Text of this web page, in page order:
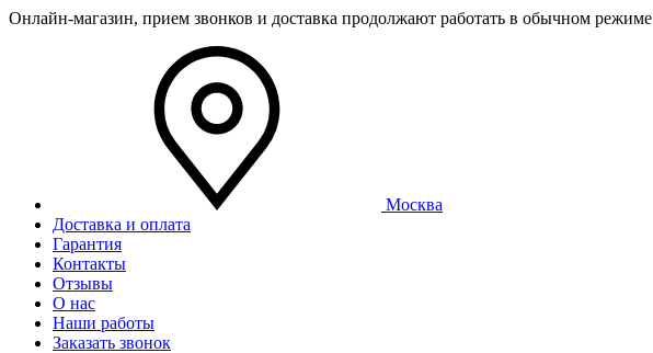
Онлайн-магазин, прием звонков и доставка продолжают работать в обычном режиме
Москва
Доставка и оплата
Гарантия
Контакты
Отзывы
О нас
Наши работы
Заказать звонок